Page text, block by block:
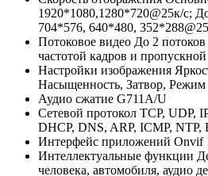
1920*1080,1280*720@25к/с;
704*576, 640*480,
Потоковое видео До 2
частотой кадров и
Настройки изображения
Насыщенность, Затвор,
Аудио сжатие G711A/U
Сетевой протокол TCP, UDP,
DHCP, DNS, ARP, ICMP, NTP,
Интерфейс приложений Onvif
Интеллектуальные функции
человека, автомобиля, аудио